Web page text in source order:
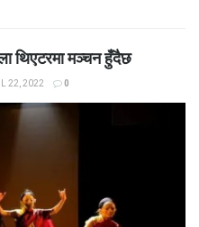
थिएटरमा मञ्चन हुँदैछ
22, 2022 0